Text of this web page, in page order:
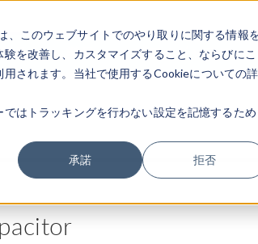
、このウェブサイトでのやり取りに関する情報
を改善し、カスタマイズすること、ならびにこ
されます。当社で使用するCookieについての詳
はトラッキングを行わない設定を記憶するため
承諾 拒否
製品 業界 ビデオギャラリ